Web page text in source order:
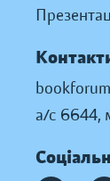
а/с 6644,